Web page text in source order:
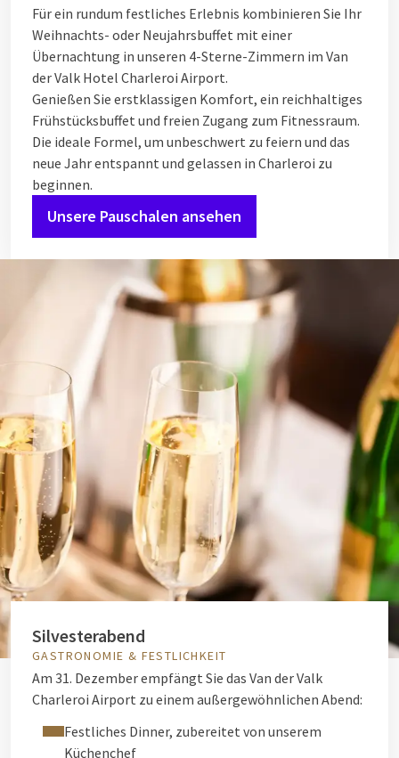
Für ein rundum festliches Erlebnis kombinieren Sie Ihr
Weihnachts- oder Neujahrsbuffet mit einer
Übernachtung in unseren 4-Sterne-Zimmern im Van
der Valk Hotel Charleroi Airport.
Genießen Sie erstklassigen Komfort, ein reichhaltiges
Frühstücksbuffet und freien Zugang zum Fitnessraum.
Die ideale Formel, um unbeschwert zu feiern und das
neue Jahr entspannt und gelassen in Charleroi zu
beginnen.
Unsere Pauschalen ansehen
Silvesterabend
GASTRONOMIE & FESTLICHKEIT
Am 31. Dezember empfängt Sie das Van der Valk
Charleroi Airport zu einem außergewöhnlichen Abend:
Festliches Dinner, zubereitet von unserem
Küchenchef